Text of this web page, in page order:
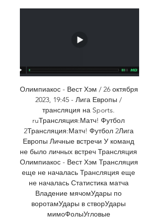
Олимпиакос - Вест Хэм / 26 октября
2023, 19:45 - Лига Европы /
трансляция на Sports.
ruТрансляция:Матч! Футбол
2Трансляция:Матч! Футбол 2Лига
Европы Личные встречи У команд
не было личных встреч Трансляция
Олимпиакос - Вест Хэм Трансляция
еще не началась Трансляция еще
не началась Статистика матча
Владение мячомУдары по
воротамУдары в створУдары
мимоФолыУгловые